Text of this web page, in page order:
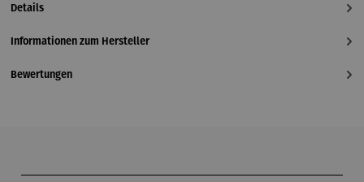
Details
Informationen zum Hersteller
Bewertungen